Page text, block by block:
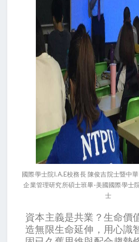
國際學士院I.A.E校務長 陳俊吉院士暨中
企業管理研究所碩士班畢·美國國際學士
士
資本主義是共業？生命價
造無限生命延伸，用心識